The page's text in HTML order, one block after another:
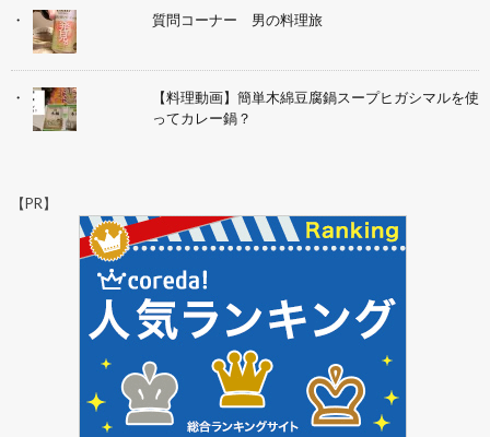
質問コーナー 男の料理旅
【料理動画】簡単木綿豆腐鍋スープヒガシマルを使
ってカレー鍋？
【PR】